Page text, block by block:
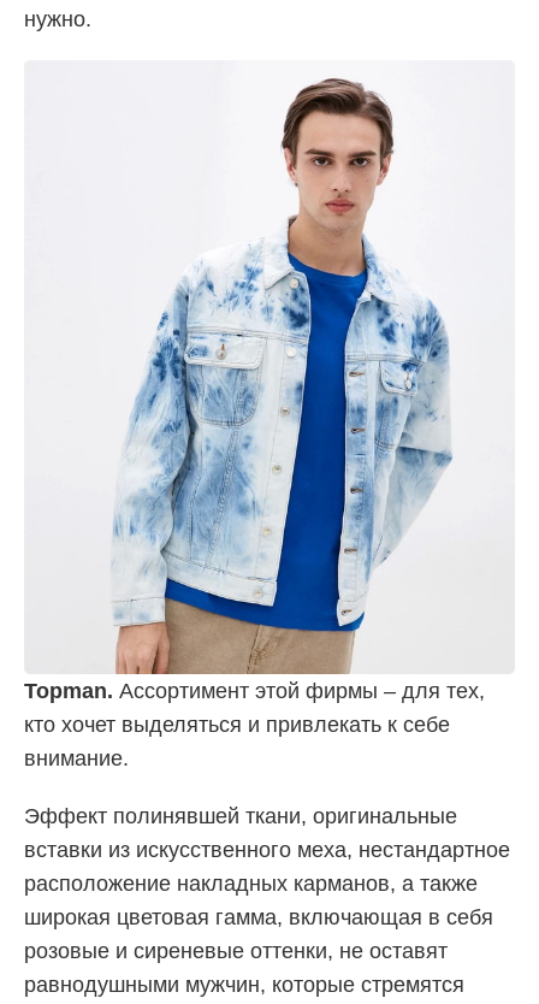
нужно.
Topman. Ассортимент этой фирмы – для тех,
кто хочет выделяться и привлекать к себе
внимание.
Эффект полинявшей ткани, оригинальные
вставки из искусственного меха, нестандартное
расположение накладных карманов, а также
широкая цветовая гамма, включающая в себя
розовые и сиреневые оттенки, не оставят
равнодушными мужчин, которые стремятся